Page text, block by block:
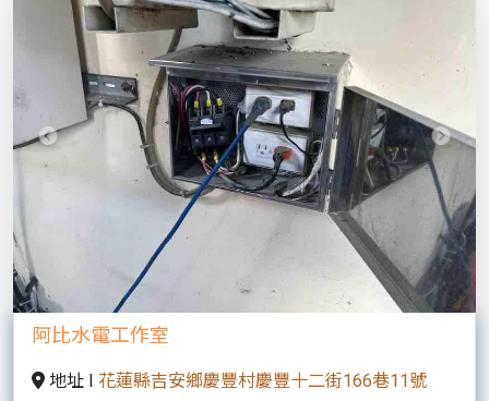
Previous Next
阿比水電工作室
地址 I 花蓮縣吉安鄉慶豐村慶豐十二街166巷11號